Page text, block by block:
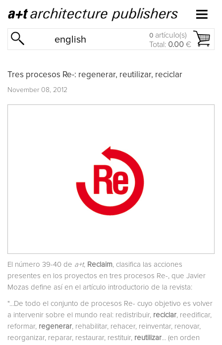
english 0 artículo(s)
Total: 0.00 €
Tres procesos Re-: regenerar, reutilizar, reciclar
November 08, 2012
El número 39-40 de a+t, Reclaim, clasifica las acciones
presentes en los proyectos en tres procesos Re-, que Javier
Mozas define así en el artículo introductorio de la revista:
"...De todo el conjunto de procesos Re- cuyo objetivo es volver
a intervenir sobre el mundo real: redistribuir, reciclar, reedificar,
reformar, regenerar, rehabilitar, rehacer, reinventar, renovar,
reorganizar, reparar, restaurar, restituir, reutilizar... (en orden